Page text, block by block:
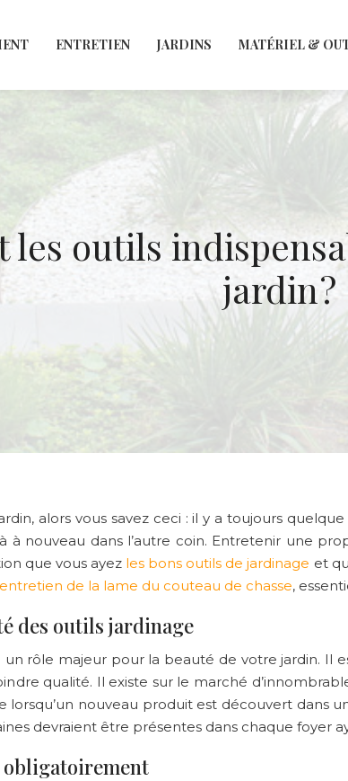
ENTRETIEN JARDINS MATÉRIEL &
les outils
jardin ?
alors vous savez ceci : il y a toujours
à nouveau dans l’autre coin. Entretenir une
que vous ayez les bons outils de jardinage et
entretien de la lame du couteau de chasse,
des outils jardinage
rôle majeur pour la beauté de votre jardin. Il
qualité. Il existe sur le marché
lorsqu’un nouveau produit est découvert dans
devraient être présentes dans chaque foyer
obligatoirement